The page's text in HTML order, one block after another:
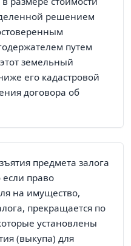
решением
путем
земельный
его кадастровой
договора об
предмета залога
если право
на имущество,
прекращается по
установлены
(выкупа) для